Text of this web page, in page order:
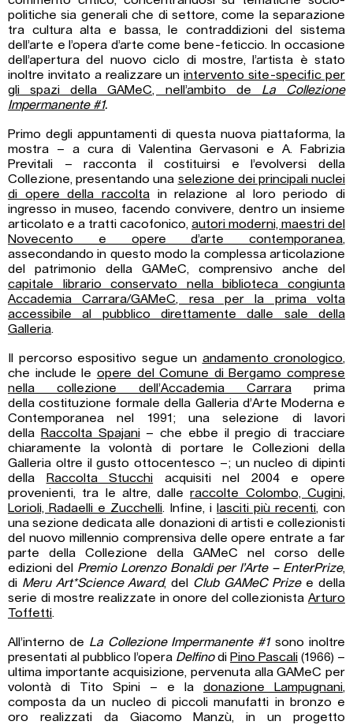
politiche sia generali che di settore, come la separazione
tra cultura alta e bassa, le contraddizioni del sistema
dell’arte e l’opera d’arte come bene-feticcio. In occasione
dell’apertura del nuovo ciclo di mostre, l’artista è stato
inoltre invitato a realizzare unintervento site-specific per
gli spazi della GAMeC, nell’ambito de La Collezione
Impermanente #1.
Primo degli appuntamenti di questa nuova piattaforma, la
mostra – a cura di Valentina Gervasoni e A. Fabrizia
Previtali – racconta il costituirsi e l’evolversi della
Collezione, presentando una selezione dei principali nuclei
di opere della raccolta in relazione al loro periodo di
ingresso in museo, facendo convivere, dentro un insieme
articolato e a tratti cacofonico, autori moderni, maestri del
Novecento e opere d’arte contemporanea,
assecondando in questo modo la complessa articolazione
del patrimonio della GAMeC, comprensivo anche del
capitale librario conservato nella biblioteca congiunta
Accademia Carrara/GAMeC, resa per la prima volta
accessibile al pubblico direttamente dalle sale della
Galleria.
Il percorso espositivo segue un andamento cronologico,
che include le opere del Comune di Bergamo comprese
nella collezione dell’Accademia Carrara prima
della costituzione formale della Galleria d’Arte Moderna e
Contemporanea nel 1991; una selezione di lavori
della
Raccolta Spajani– che ebbe il pregio di tracciare
chiaramente la volontà di portare le Collezioni della
Galleria oltre il gusto ottocentesco –; un nucleo di dipinti
della
Raccolta Stucchi acquisiti nel 2004 e opere
provenienti, tra le altre, dalleraccolte Colombo, Cugini,
Lorioli, Radaelli e Zucchelli. Infine, i lasciti più recenti, con
una sezione dedicata alle donazioni di artisti e collezionisti
del nuovo millennio comprensiva delle opere entrate a far
parte della Collezione della GAMeC nel corso delle
edizioni del Premio Lorenzo Bonaldi per l’Arte – EnterPrize,
di Meru Art*Science Award, del Club GAMeC Prizee della
serie di mostre realizzate in onore del collezionista Arturo
Toffetti.
All’interno de La Collezione Impermanente #1sono inoltre
presentati al pubblico l’opera Delfinodi Pino Pascali (1966) –
ultima importante acquisizione, pervenuta alla GAMeC per
volontà di Tito Spini – e la donazione Lampugnani,
composta da un nucleo di piccoli manufatti in bronzo e
oro realizzati da Giacomo Manzù, in un progetto